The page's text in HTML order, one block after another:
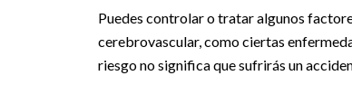
Puedes controlar o tratar algunos
cerebrovascular, como ciertas
riesgo no significa que sufrirás un